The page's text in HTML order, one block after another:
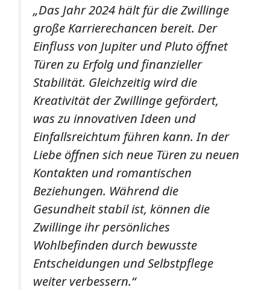
„Das Jahr 2024 hält für die Zwillinge
große Karrierechancen bereit. Der
Einfluss von Jupiter und Pluto öffnet
Türen zu Erfolg und finanzieller
Stabilität. Gleichzeitig wird die
Kreativität der Zwillinge gefördert,
was zu innovativen Ideen und
Einfallsreichtum führen kann. In der
Liebe öffnen sich neue Türen zu neuen
Kontakten und romantischen
Beziehungen. Während die
Gesundheit stabil ist, können die
Zwillinge ihr persönliches
Wohlbefinden durch bewusste
Entscheidungen und Selbstpflege
weiter verbessern.“